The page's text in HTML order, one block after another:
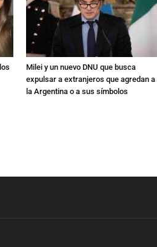
Milei y un nuevo DNU que busca
expulsar a extranjeros que agredan a
la Argentina o a sus símbolos